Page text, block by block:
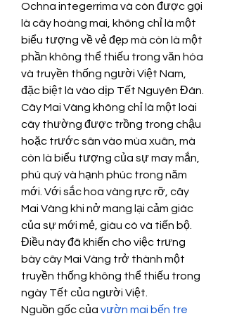
Ochna integerrima và còn được gọi
là cây hoàng mai, không chỉ là một
biểu tượng về vẻ đẹp mà còn là một
phần không thể thiếu trong văn hóa
và truyền thống người Việt Nam,
đặc biệt là vào dịp Tết Nguyên Đán.
Cây Mai Vàng không chỉ là một loài
cây thường được trồng trong chậu
hoặc trước sân vào mùa xuân, mà
còn là biểu tượng của sự may mắn,
phú quý và hạnh phúc trong năm
mới. Với sắc hoa vàng rực rỡ, cây
Mai Vàng khi nở mang lại cảm giác
của sự mới mẻ, giàu có và tiến bộ.
Điều này đã khiến cho việc trưng
bày cây Mai Vàng trở thành một
truyền thống không thể thiếu trong
ngày Tết của người Việt.
Nguồn gốc của vườn mai bến tre